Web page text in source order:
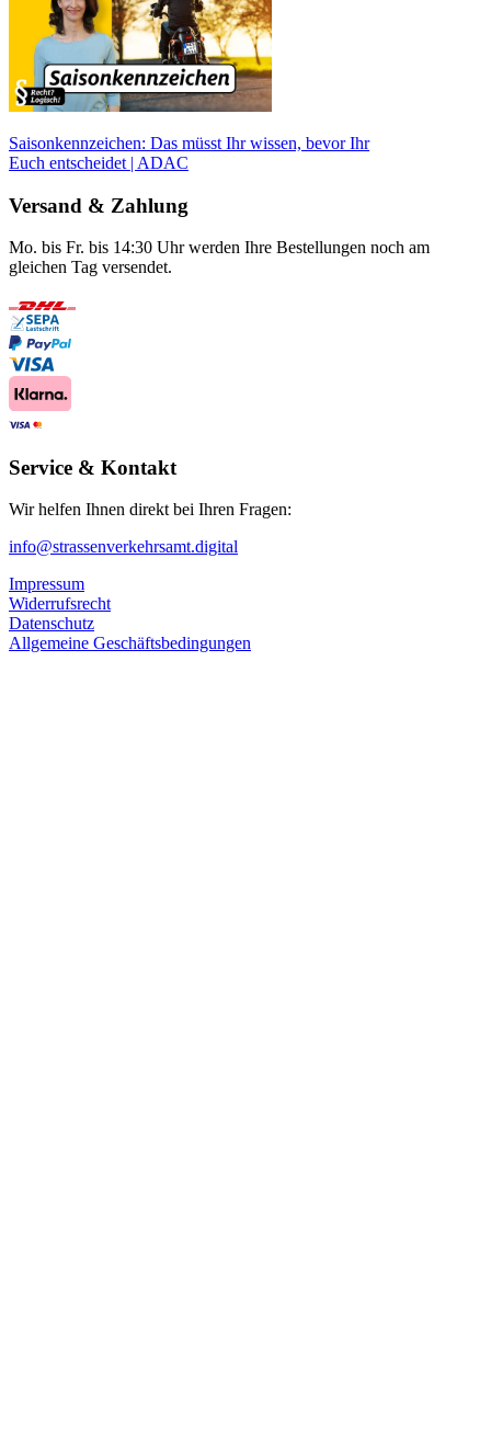
Saisonkennzeichen: Das müsst Ihr wissen, bevor Ihr
Euch entscheidet | ADAC
Versand & Zahlung
Mo. bis Fr. bis 14:30 Uhr werden Ihre Bestellungen noch am
gleichen Tag versendet.
Service & Kontakt
Wir helfen Ihnen direkt bei Ihren Fragen:
info@strassenverkehrsamt.digital
Impressum
Widerrufsrecht
Datenschutz
Allgemeine Geschäftsbedingungen